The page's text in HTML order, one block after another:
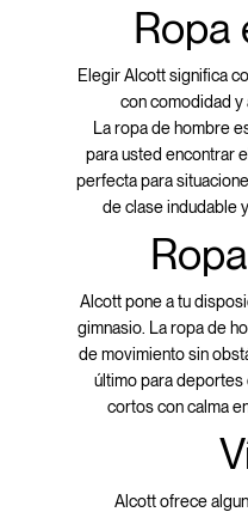
Ropa
Elegir Alcott significa
con comodidad
La ropa de hombre
para usted encontrar
perfecta para
de clase indudable
Alcott pone a tu
gimnasio. La ropa de
de movimiento sin
último para deportes
cortos con calma
Alcott ofrece